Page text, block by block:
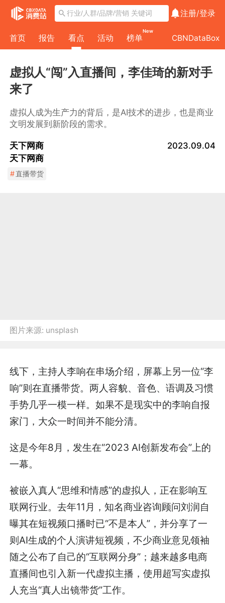
注册/登录
首页 报告 看点 活动 榜单
New
CBNDataBox
虚拟人“闯”入直播间，李佳琦的新对手
来了
虚拟人成为生产力的背后，是AI技术的进步，也是商业
文明发展到新阶段的需求。
天下网商
天下网商
2023.09.04
#直播带货
图片来源: unsplash
线下，主持人李响在串场介绍，屏幕上另一位“李
响”则在直播带货。两人容貌、音色、语调及习惯
手势几乎一模一样。如果不是现实中的李响自报
家门，大众一时间并不能分清。
这是今年8月，发生在“2023 AI创新发布会”上的
一幕。
被嵌入真人“思维和情感”的虚拟人，正在影响互
联网行业。去年11月，知名商业咨询顾问刘润自
曝其在短视频口播时已“不是本人”，并分享了一
则AI生成的个人演讲短视频，不少商业意见领袖
随之公布了自己的“互联网分身”；越来越多电商
直播间也引入新一代虚拟主播，使用超写实虚拟
人充当“真人出镜带货”工作。